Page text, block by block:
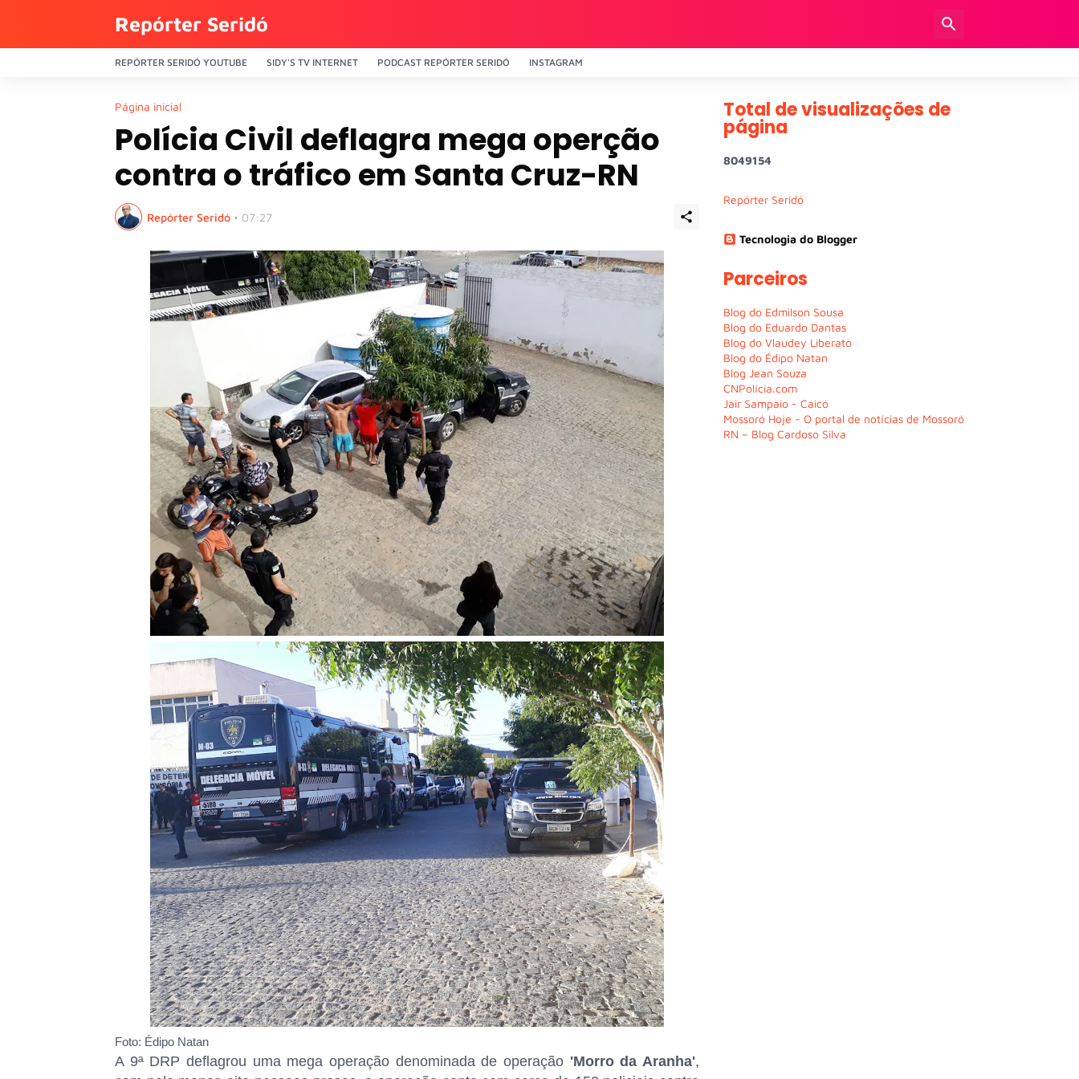
Repórter Seridó
REPÓRTER SERIDÓ YOUTUBE SIDY'S TV INTERNET PODCAST REPÓRTER SERIDÓ INSTAGRAM
Página inicial
Polícia Civil deflagra mega operção
contra o tráfico em Santa Cruz-RN
Repórter Seridó • 07:27
Foto: Édipo Natan
A 9ª DRP deflagrou uma mega operação denominada de operação 'Morro da Aranha',
Total de visualizações de
página
8049154
Repórter Seridó
Tecnologia do Blogger
Parceiros
Blog do Edmilson Sousa
Blog do Eduardo Dantas
Blog do Vlaudey Liberato
Blog do Édipo Natan
Blog Jean Souza
CNPolícia.com
Jair Sampaio - Caicó
Mossoró Hoje - O portal de notícias de Mossoró
RN – Blog Cardoso Silva